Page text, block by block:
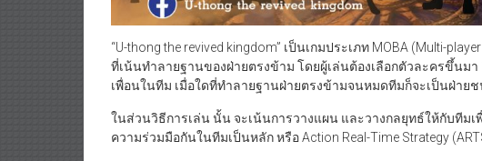
“U-thong the revived kingdom” เป็นเกมประเภท MOBA (Multi-
ที่เน้นทำลายฐานของฝ่ายตรงข้าม โดยผู้เล่นต้องเลือกตัวละครขึ้นม
เพื่อนในทีม เมื่อใดที่ทำลายฐานฝ่ายตรงข้ามจนหมดทีมก็จะเป็นฝ่ายช
ในส่วนวิธีการเล่น นั้น จะเน้นการวางแผน และวางกลยุทธ์ให้กับทีม
ความร่วมมือกันในทีมเป็นหลัก หรือ Action Real-Time Strategy